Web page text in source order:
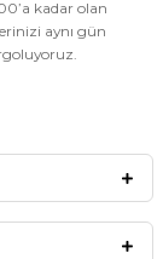
kadar olan
aynı gün